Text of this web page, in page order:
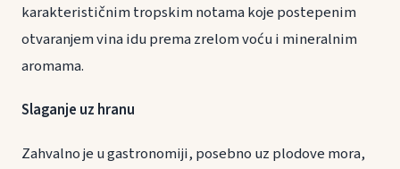
karakterističnim tropskim notama koje postepenim
otvaranjem vina idu prema zrelom voću i mineralnim
aromama.
Slaganje uz hranu
Zahvalno je u gastronomiji, posebno uz plodove mora,